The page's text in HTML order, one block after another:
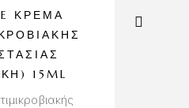
ΚΡΈΜΑ
15ML